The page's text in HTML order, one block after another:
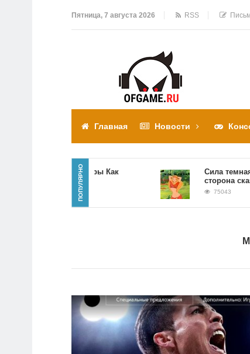
Пятница, 7 августа 2026 RSS
Главная Новости
ПОПУЛЯРНО
Прохождение игры Как
Сила темная:
сторона сказки
75043